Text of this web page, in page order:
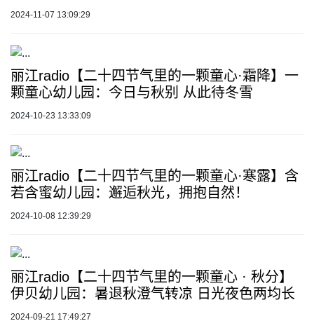
2024-11-07 13:09:29
丽江radio【二十四节气里的一颗童心·霜降】一
颗童心幼儿园：今日与秋别 从此待冬雪
2024-10-23 13:33:09
丽江radio【二十四节气里的一颗童心·寒露】含
若含蜜幼儿园：邂逅秋光，拥抱自然！
2024-10-08 12:39:29
丽江radio【二十四节气里的一颗童心 · 秋分】
伊贝幼儿园：暑退秋澄气转凉 日光夜色两均长
2024-09-21 17:49:27